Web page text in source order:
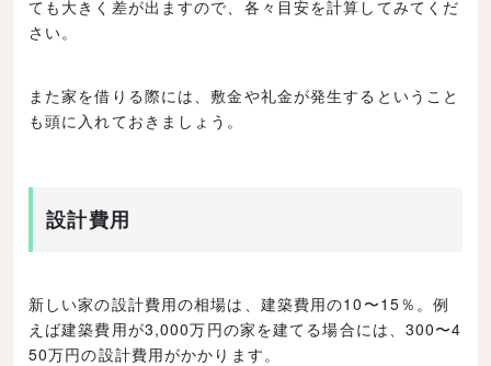
ても大きく差が出ますので、各々目安を計算してみてくだ
さい。
また家を借りる際には、敷金や礼金が発生するということ
も頭に入れておきましょう。
設計費用
新しい家の設計費用の相場は、建築費用の10〜15％。例
えば建築費用が3,000万円の家を建てる場合には、300〜4
50万円の設計費用がかかります。